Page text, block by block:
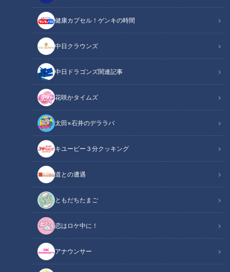
健康カプセル！ゲンキの時間
中日クラウンズ
中日ドラゴンズ関連記事
花咲かタイムズ
太田×石井のデララバ
キユーピー３分クッキング
道との遭遇
ともだちたまご
恋はロケ中に！
アナウンサー
CBCテレビ『健康カプセル！ゲンキの時間』
この記事の画像